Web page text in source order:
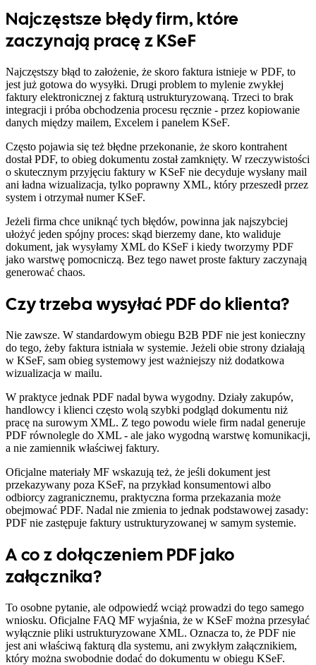
Najczęstsze błędy firm, które
zaczynają pracę z KSeF
Najczęstszy błąd to założenie, że skoro faktura istnieje w PDF, to
jest już gotowa do wysyłki. Drugi problem to mylenie zwykłej
faktury elektronicznej z fakturą ustrukturyzowaną. Trzeci to brak
integracji i próba obchodzenia procesu ręcznie - przez kopiowanie
danych między mailem, Excelem i panelem KSeF.
Często pojawia się też błędne przekonanie, że skoro kontrahent
dostał PDF, to obieg dokumentu został zamknięty. W rzeczywistości
o skutecznym przyjęciu faktury w KSeF nie decyduje wysłany mail
ani ładna wizualizacja, tylko poprawny XML, który przeszedł przez
system i otrzymał numer KSeF.
Jeżeli firma chce uniknąć tych błędów, powinna jak najszybciej
ułożyć jeden spójny proces: skąd bierzemy dane, kto waliduje
dokument, jak wysyłamy XML do KSeF i kiedy tworzymy PDF
jako warstwę pomocniczą. Bez tego nawet proste faktury zaczynają
generować chaos.
Czy trzeba wysyłać PDF do klienta?
Nie zawsze. W standardowym obiegu B2B PDF nie jest konieczny
do tego, żeby faktura istniała w systemie. Jeżeli obie strony działają
w KSeF, sam obieg systemowy jest ważniejszy niż dodatkowa
wizualizacja w mailu.
W praktyce jednak PDF nadal bywa wygodny. Działy zakupów,
handlowcy i klienci często wolą szybki podgląd dokumentu niż
pracę na surowym XML. Z tego powodu wiele firm nadal generuje
PDF równolegle do XML - ale jako wygodną warstwę komunikacji,
a nie zamiennik właściwej faktury.
Oficjalne materiały MF wskazują też, że jeśli dokument jest
przekazywany poza KSeF, na przykład konsumentowi albo
odbiorcy zagranicznemu, praktyczna forma przekazania może
obejmować PDF. Nadal nie zmienia to jednak podstawowej zasady:
PDF nie zastępuje faktury ustrukturyzowanej w samym systemie.
A co z dołączeniem PDF jako
załącznika?
To osobne pytanie, ale odpowiedź wciąż prowadzi do tego samego
wniosku. Oficjalne FAQ MF wyjaśnia, że w KSeF można przesyłać
wyłącznie pliki ustrukturyzowane XML. Oznacza to, że PDF nie
jest ani właściwą fakturą dla systemu, ani zwykłym załącznikiem,
który można swobodnie dodać do dokumentu w obiegu KSeF.